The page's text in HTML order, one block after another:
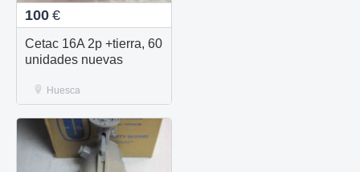
100 €
Cetac 16A 2p +tierra, 60
unidades nuevas
Huesca